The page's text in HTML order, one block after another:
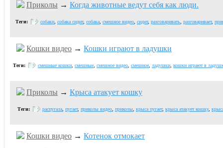
Приколы → Когда животные ведут себя как люди.
Теги: собаки собака сидит, собака смешное видео сидит, разговаривать разговаривает,
Кошки видео → Кошки играют в ладушки
Теги: смешные кошки смешные смешное видео смешное ладушки кошки играют в
Приколы → Крыса атакует кошку
Теги: распугала пугает, приколы видео приколы крыса пугает, крыса атакует кошку,
Кошки видео → Котенок отмокает